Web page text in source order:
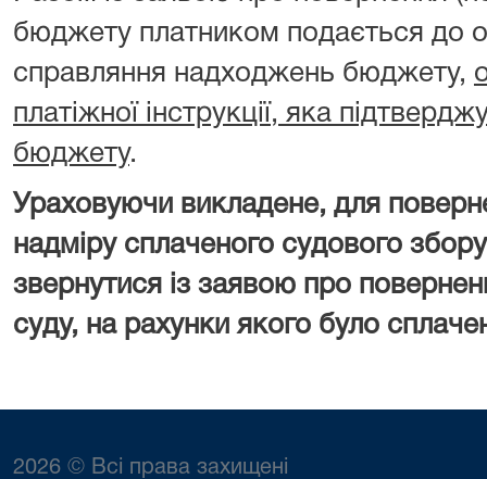
бюджету платником подається до
справляння надходжень бюджету,
платіжної інструкції, яка
бюджету.
Ураховуючи викладене, для
надміру сплаченого судового
звернутися із заявою про
суду, на рахунки якого було
2026 © Всі права захищені